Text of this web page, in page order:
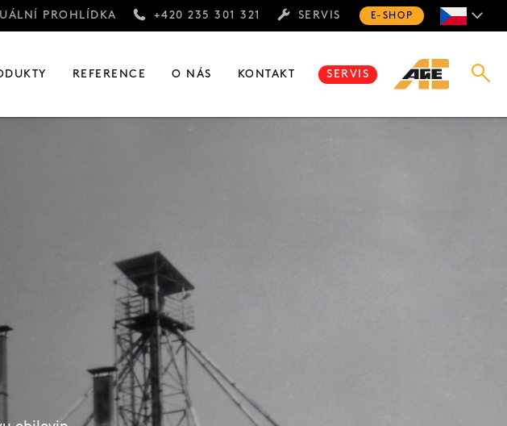
PROHLÍDKA +420 235 301 321 SERVIS E-SHOP
REFERENCE O NÁS KONTAKT SERVIS